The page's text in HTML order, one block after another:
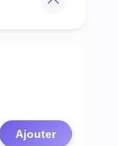
Ajouter